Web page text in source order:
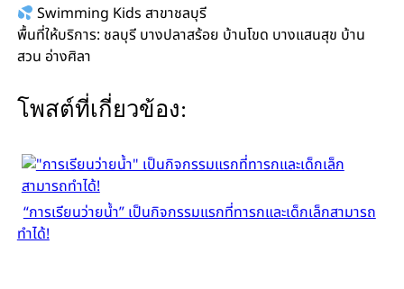
Swimming Kids สาขาชลบุรี
พื้นที่ให้บริการ: ชลบุรี บางปลาสร้อย บ้านโขด บางแสนสุข บ้าน
สวน อ่างศิลา
โพสต์ที่เกี่ยวข้อง:
“การเรียนว่ายน้ำ” เป็นกิจกรรมแรกที่ทารกและเด็กเล็กสามารถ
ทำได้!